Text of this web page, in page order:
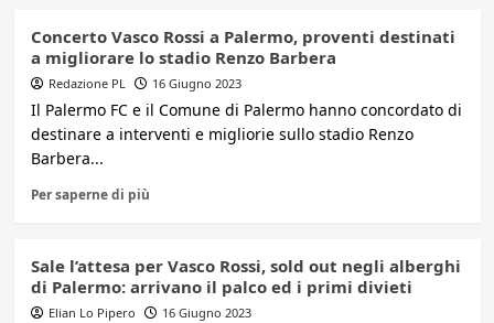
Concerto Vasco Rossi a Palermo, proventi destinati
a migliorare lo stadio Renzo Barbera
Redazione PL 16 Giugno 2023
Il Palermo FC e il Comune di Palermo hanno concordato di
destinare a interventi e migliorie sullo stadio Renzo
Barbera...
Per saperne di più
Sale l’attesa per Vasco Rossi, sold out negli alberghi
di Palermo: arrivano il palco ed i primi divieti
Elian Lo Pipero 16 Giugno 2023